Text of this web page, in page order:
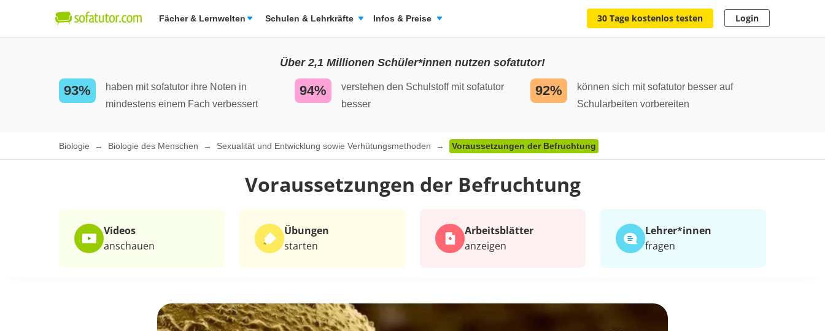
Fächer & Lernwelten Schulen & Lehrkräfte Infos & Preise 30 Tage kostenlos testen Login
Über 2,1 Millionen Schüler*innen nutzen sofatutor!
93%
haben mit sofatutor ihre Noten in
mindestens einem Fach verbessert
94%
verstehen den Schulstoff mit sofatutor
besser
92%
können sich mit sofatutor besser auf
Schularbeiten vorbereiten
Biologie Biologie des Menschen Sexualität und Entwicklung sowie Verhütungsmethoden Voraussetzungen der Befruchtung
Voraussetzungen der Befruchtung
Videos
anschauen
Übungen
starten
Arbeits­blätter
anzeigen
Lehrer*​innen
fragen